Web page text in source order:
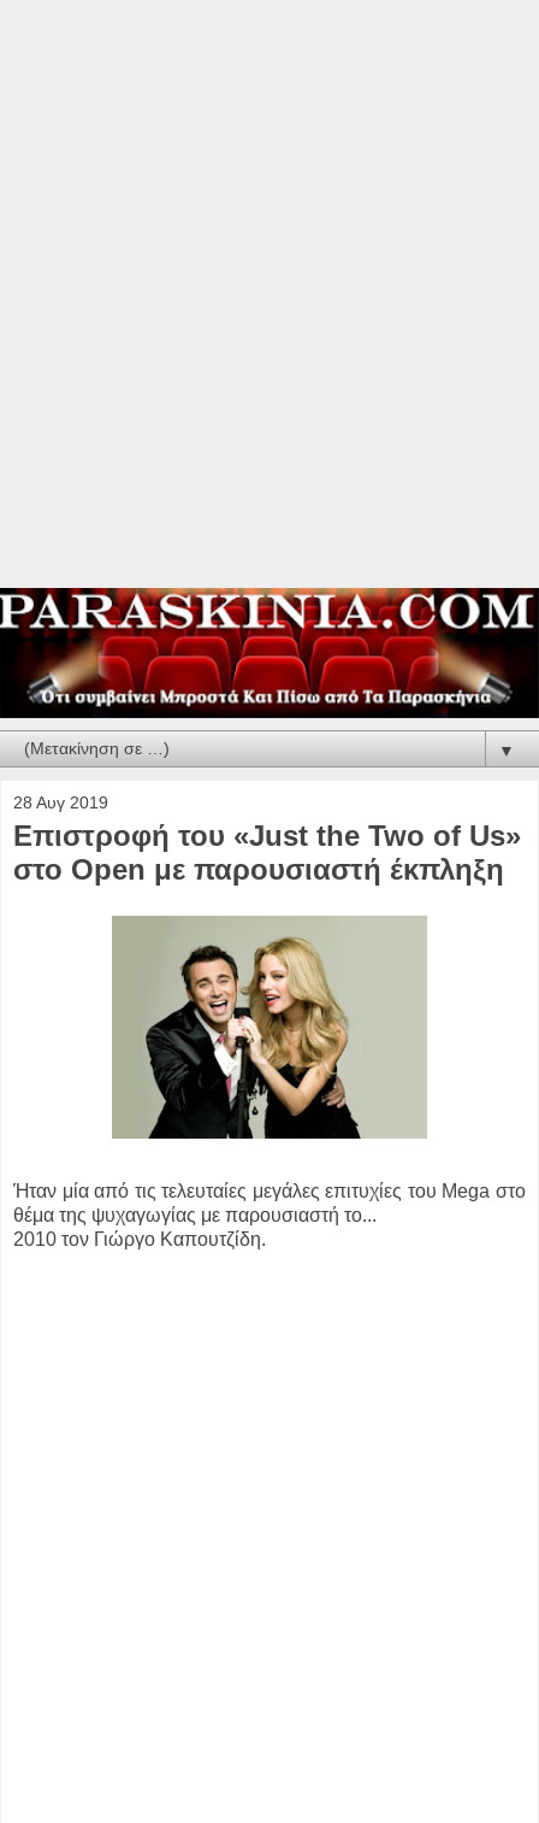
▼
28 Αυγ 2019
Επιστροφή του «Just the Two of Us»
στο Open με παρουσιαστή έκπληξη
Ήταν μία από τις τελευταίες μεγάλες επιτυχίες του Mega στο
θέμα της ψυχαγωγίας με παρουσιαστή το...
2010 τον Γιώργο Καπουτζίδη.